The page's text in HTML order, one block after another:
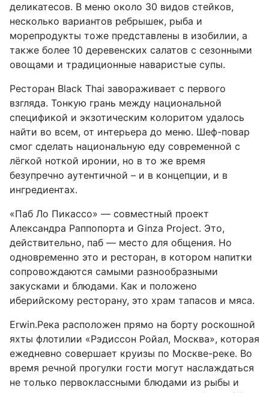
деликатесов. В меню около 30 видов стейков,
несколько вариантов ребрышек, рыба и
морепродукты тоже представлены в изобилии, а
также более 10 деревенских салатов с сезонными
овощами и традиционные наваристые супы.
Ресторан Black Thai завораживает с первого
взгляда. Тонкую грань между национальной
спецификой и экзотическим колоритом удалось
найти во всем, от интерьера до меню. Шеф-повар
смог сделать национальную еду современной с
лёгкой ноткой иронии, но в то же время
безупречно аутентичной – и в концепции, и в
ингредиентах.
«Паб Ло Пикассо» — совместный проект
Александра Раппопорта и Ginza Project. Это,
действительно, паб — место для общения. Но
одновременно это и ресторан, в котором напитки
сопровождаются самыми разнообразными
закусками и блюдами. Как и положено
иберийскому ресторану, это храм тапасов и мяса.
Erwin.Река расположен прямо на борту роскошной
яхты флотилии «Рэдиссон Ройал, Москва», которая
ежедневно совершает круизы по Москве-реке. Во
время речной прогулки гости могут наслаждаться
не только первоклассными блюдами из рыбы и